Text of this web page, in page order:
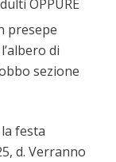
OPPURE
presepe
di
sezione
festa
d. Verranno